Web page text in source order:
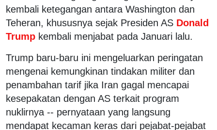
kembali ketegangan antara Washington dan
Teheran, khususnya sejak Presiden AS Donald
Trump kembali menjabat pada Januari lalu.
Trump baru-baru ini mengeluarkan peringatan
mengenai kemungkinan tindakan militer dan
penambahan tarif jika Iran gagal mencapai
kesepakatan dengan AS terkait program
nuklirnya -- pernyataan yang langsung
mendapat kecaman keras dari pejabat-pejabat